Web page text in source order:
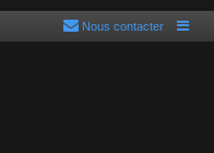
Nous contacter